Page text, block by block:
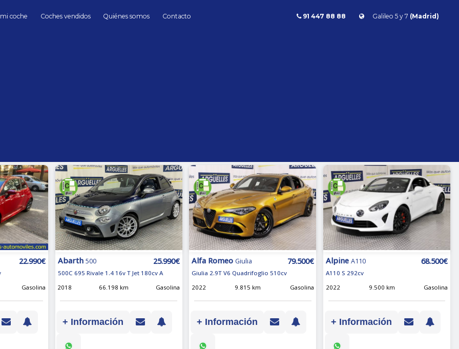
coche Coches vendidos Quiénes somos Contacto 91 447 88 88 Galileo 5 y 7 (Madrid)
22.990€
Gasolina
Abarth 500 25.990€
500C 695 Rivale 1.4 16v T Jet 180cv A
2018
66.198 km Gasolina
+ Información
Alfa Romeo Giulia 79.500€
Giulia 2.9T V6 Quadrifoglio 510cv
2022
9.815 km Gasolina
+ Información
Alpine A110 68.500€
A110 S 292cv
2022
9.500 km Gasolina
+ Información